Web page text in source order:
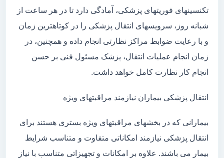
تکنسینهای فوریتهای پزشکی، آمادگی دارد تا در هر ساعت از
شبانه روز، سرویسهای انتقال پزشکی را در کوتاهترین زمان
و با رعایت ضوابط مراکز نظارتی انجام داده و همچنین، در
زمان انجام عملیات انتقال، پزشک مسئول فنی بر حسن
انجام کار نظارت کامل خواهد داشت.
انتقال پزشکی بیماران نیازمند مراقبتهای ویژه
بیمارانی که در بخشهای مراقبتهای ویژه بستری هستند برای
انتقال پزشکی نیازمند امکاناتی متفاوت و متناسب شرایط
بیمار می باشند. علاوه بر امکانات و تجهیزاتی متناسب با نیاز